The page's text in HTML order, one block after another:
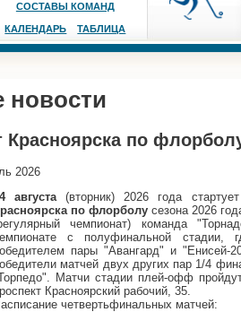
СОСТАВЫ КОМАНД
КАЛЕНДАРЬ ТАБЛИЦА
новости
Красноярска по
2026
августа (вторник) 2026 года
по флорболу сезона 2026
чемпионат) команда
с полуфинальной
пары "Авангард" и "Енисей-
матчей двух других пар 1/4
Матчи стадии плей-офф
Красноярский рабочий, 35.
четвертьфинальных матчей: